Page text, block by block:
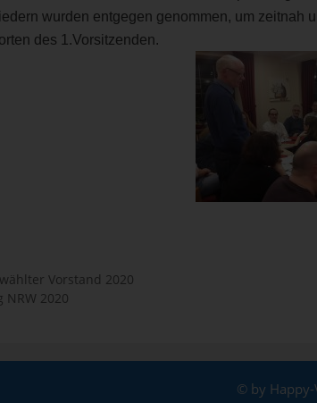
wurden entgegen genommen, um zeitnah
des 1.Vorsitzenden.
Vorstand 2020
NRW 2020
© by Happy-